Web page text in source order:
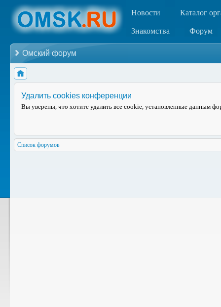
Новости Каталог
Знакомства Форум
Омский форум
Удалить cookies конференции
Вы уверены, что хотите удалить все cookie, установленные данным
Список форумов